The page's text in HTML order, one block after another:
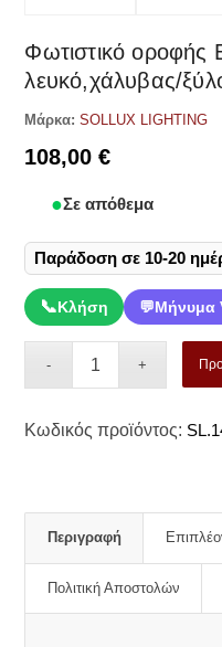
Φωτιστικό οροφής
λευκό,χάλυβας/
Μάρκα: SOLLUX LIGHTING
108,00€
Σε απόθεμα
Παράδοση σε 10-20
📞Κλήση 💬Μήνυμα
Κωδικός προϊόντος:
Περιγραφή
Πολιτική Αποστολών